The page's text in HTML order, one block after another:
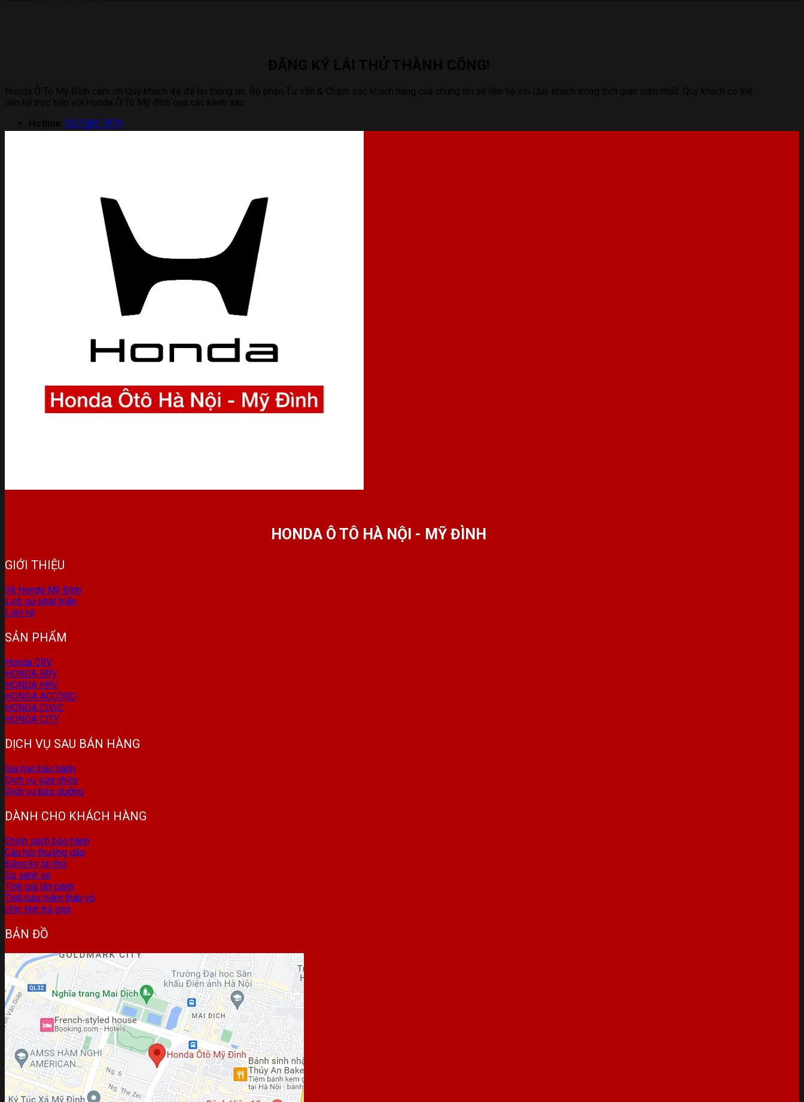
037.583.7979
Zalo:Honda Ô Tô Mỹ Đình
HONDA Ô TÔ HÀ NỘI - MỸ ĐÌNH
GIỚI THIỆU
Về Honda Mỹ Đình
Lịch sử phát triển
Liên hệ
SẢN PHẨM
Honda CRV
HONDA BRV
HONDA HRV
HONDA ACCORD
HONDA CIVIC
HONDA CITY
DỊCH VỤ SAU BÁN HÀNG
Gia hạn bảo hành
Dịch vụ sửa chữa
Dịch vụ bảo dưỡng
DÀNH CHO KHÁCH HÀNG
Chính sách bảo hành
Câu hỏi thường gặp
Đăng ký lái thử
So sánh xe
Tính giá lăn bánh
Tính bảo hiểm thân vỏ
Ước tính trả góp
BẢN ĐỒ